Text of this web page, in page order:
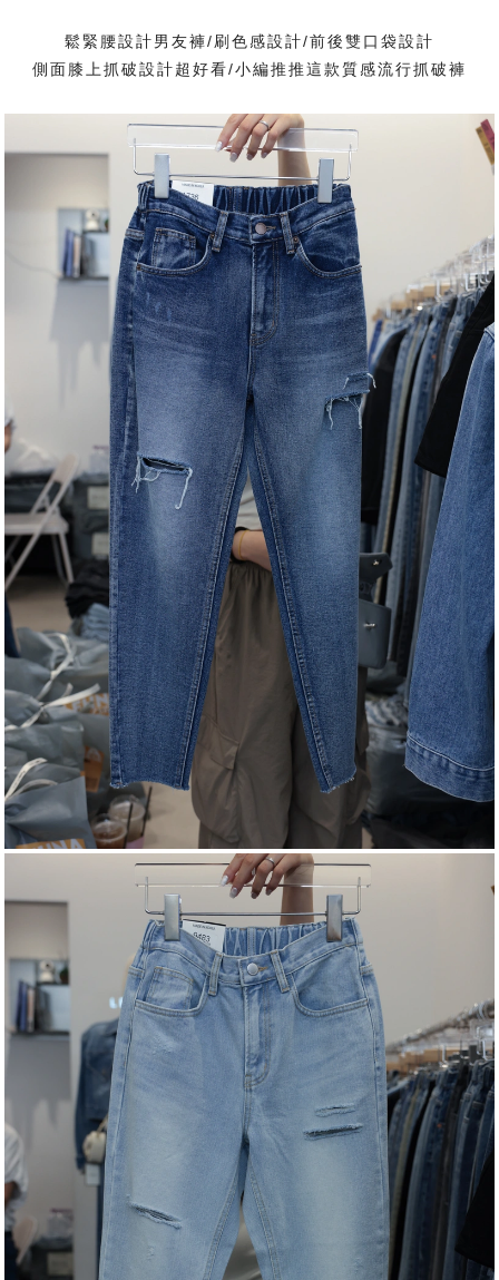
鬆緊腰設計男友褲/刷色感設計/前後雙口袋設計
側面膝上抓破設計超好看/小編推推這款質感流行抓破褲